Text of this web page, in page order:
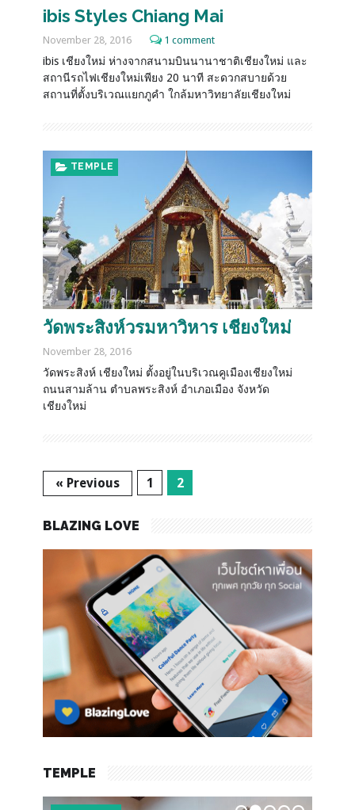
ibis Styles Chiang Mai
November 28, 2016 1 comment
ibis เชียงใหม่ ห่างจากสนามบินนานาชาติเชียงใหม่ และ
สถานีรถไฟเชียงใหม่เพียง 20 นาที สะดวกสบายด้วย
สถานที่ตั้งบริเวณแยกภูคำ ใกล้มหาวิทยาลัยเชียงใหม่
TEMPLE
วัดพระสิงห์วรมหาวิหาร เชียงใหม่
November 28, 2016
วัดพระสิงห์ เชียงใหม่ ตั้งอยู่ในบริเวณคูเมืองเชียงใหม่
ถนนสามล้าน ตำบลพระสิงห์ อำเภอเมือง จังหวัด
เชียงใหม่
« Previous 1 2
BLAZING LOVE
TEMPLE